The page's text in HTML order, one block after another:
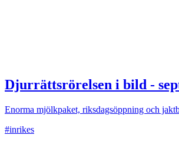
Djurrättsrörelsen i bild -
Enorma mjölkpaket, riksdagsöppning och
#inrikes